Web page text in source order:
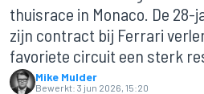
thuisrace in Monaco. De
zijn contract bij Ferrari
favoriete circuit een sterk
Mike Mulder
Bewerkt: 3 jun 2026, 15:20